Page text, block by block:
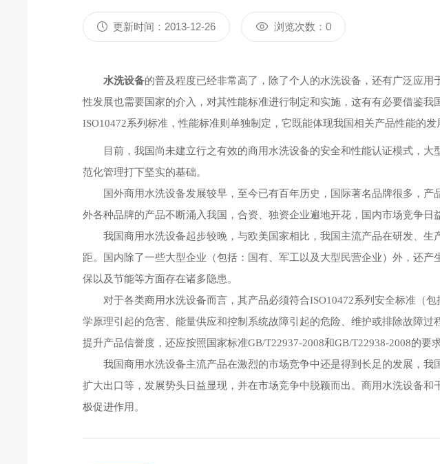
更新时间：2013-12-26 浏览次数：0
水洗设备的普及程度已经非常高了，除了个人的水洗设备，还有广泛应
性发展也需要国家的介入，对其性能标准进行制定和实施，这有有必要借鉴
ISO10472系列标准，性能标准则单独制定，它既能体现我国相关产品性能的发
目前，我国尚未建立行之有效的商用水洗设备的安全和性能认证模式，大
范化管理打下坚实的基础。
国外商用水洗设备发展较早，至今已有百年历史，国际著名品牌很多，产
外各种品牌的产品不断涌入我国，合资、独资企业遍地开花，国内市场竞争日
我国商用水洗设备起步较晚，与欧美国家相比，我国主流产品在研发、生
距。国内除了一些大型企业（包括：国有、军工以及大型民营企业）外，还
保以及节能等方面存在诸多隐患。
对于各类商用水洗设备而言，其产品必须符合ISO10472系列安全标准（包
学原理引起的危害、能量供应和控制系统故障引起的危险、维护或排除故障
提升产品信誉度，还应按照国家标准GB/T22937-2008和GB/T22938-2008的要
我国商用水洗设备主流产品在激烈的市场竞争中还是得到长足的发展，我
扩大出口等，发展势头日益显现，并在市场竞争中脱颖而出。商用水洗设备
极促进作用。